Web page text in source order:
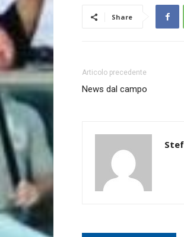
Share
Articolo precedente
News dal campo